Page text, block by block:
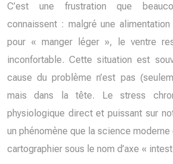
C’est une frustration que
connaissent : malgré une
pour « manger léger », le ventre
inconfortable. Cette situation est
cause du problème n’est pas
mais dans la tête. Le stress
physiologique direct et puissant sur
un phénomène que la science
cartographier sous le nom d’axe «